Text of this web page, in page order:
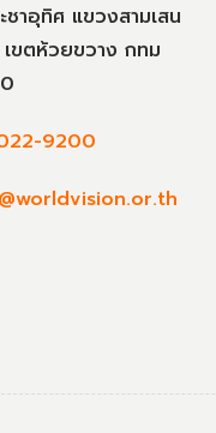
ชาอุทิศ แขวงสามเสน
ขตห้วยขวาง กทม
9200